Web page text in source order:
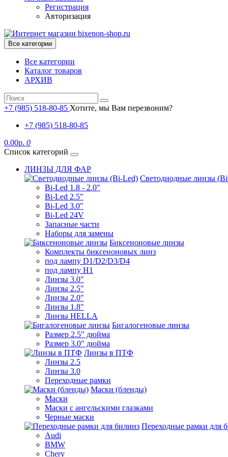
Регистрация
Авторизация
Все категории
Все категории
Каталог товаров
АРХИВ
+7 (985) 518-80-85 Хотите, мы Вам перезвоним?
+7 (985) 518-80-85
0.00р. 0
Список категорий
ЛИНЗЫ ДЛЯ ФАР
Светодиодные линзы
Bi-Led 1.8 - 2.0"
Bi-Led 2.5"
Bi-Led 3.0"
Bi-Led 24V
Запасные части
Наборы для замены
Биксеноновые линзы
Комплекты биксеноновых линз
под лампу D1/D2/D3/D4
под лампу Н1
Линзы 3.0"
Линзы 2.5"
Линзы 2.0"
Линзы 1.8"
Линзы HELLA
Бигалогеновые линзы
Размер 2.5" дюйма
Размер 3.0" дюйма
Линзы в ПТФ
Линзы 2.5
Линзы 3.0
Переходные рамки
Маски (бленды)
Маски
Маски с ангельскими глазками
Черные маски
Переходные рамки для
Audi
BMW
Chery